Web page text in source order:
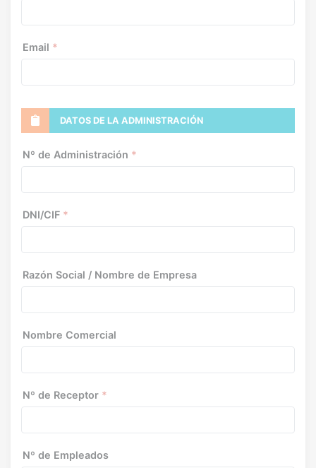
Email *
DATOS DE LA ADMINISTRACIÓN
Nº de Administración *
DNI/CIF *
Razón Social / Nombre de Empresa
Nombre Comercial
Nº de Receptor *
Nº de Empleados